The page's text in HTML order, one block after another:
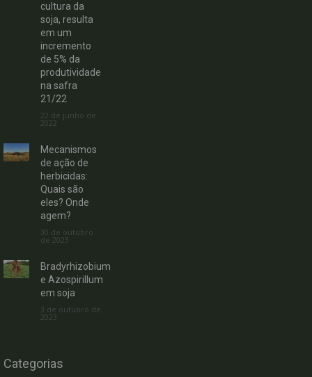
cultura da
soja, resulta
em um
incremento
de 5% da
produtividade
na safra
21/22
22 de junho de
2022
Mecanismos
de ação de
herbicidas:
Quais são
eles? Onde
agem?
30 de outubro
de 2023
Bradyrhizobium
e Azospirillum
em soja
3 de outubro de
2023
Categorias